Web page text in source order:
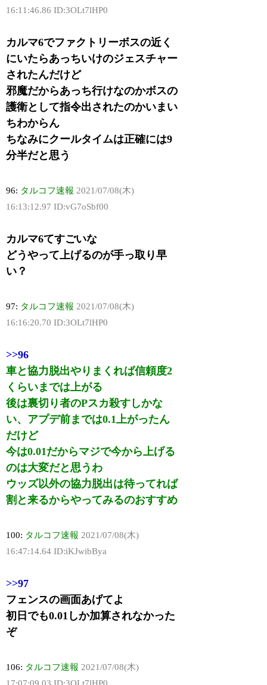
16:11:46.86 ID:3OLt7lHP0
カルマ6でファクトリーボスの近く
にいたらあっちいけのジェスチャー
されたんだけど
邪魔だからあっち行けなのかボスの
護衛として指令出されたのかいまい
ちわからん
ちなみにクールタイムは正確には9
分半だと思う
96: タルコフ速報 2021/07/08(木)
16:13:12.97 ID:vG7oSbf00
カルマ6てすごいな
どうやって上げるのが手っ取り早
い？
97: タルコフ速報 2021/07/08(木)
16:16:20.70 ID:3OLt7lHP0
>>96
車と協力脱出やりまくれば信頼度2
くらいまでは上がる
後は裏切り者のPスカ殺すしかな
い、アプデ前までは0.1上がったん
だけど
今は0.01だからマジで今から上げる
のは大変だと思うわ
ウッズ以外の協力脱出は待ってれば
割と来るからやってみるのおすすめ
100: タルコフ速報 2021/07/08(木)
16:47:14.64 ID:iKJwibBya
>>97
フェンスの画面あげてよ
初日でも0.01しか加算されなかった
ぞ
106: タルコフ速報 2021/07/08(木)